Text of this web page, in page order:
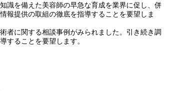
識を備えた美容師の早急な育成を業界に促し、併
報提供の取組の徹底を指導することを要望しま
者に関する相談事例がみられました。引き続き調
することを要望します。